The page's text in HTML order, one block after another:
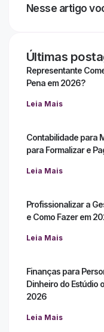
Nesse artigo
Últimas
Representante
Pena em 2026?
Leia Mais
Contabilidade para
para Formalizar e
Leia Mais
Profissionalizar a
e Como Fazer em
Leia Mais
Finanças para
Dinheiro do Estúdio
2026
Leia Mais